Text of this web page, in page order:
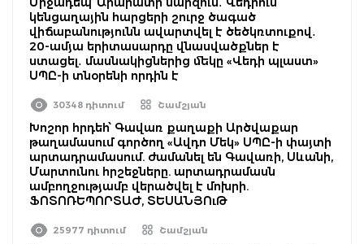
կենցաղային հարցերի շուրջ ծագած
վիճաբանությունն ավարտվել է ծեծկռտուքով․
20-ամյա երիտասարդը վնասվածքներ է
ստացել․ մասնակիցներից մեկը «Վեդի պլաստ»
ՍՊԸ-ի տնօրենի որդին է
30348 դիտում Շամշյան
Խոշոր հրդեհ՝ Գավառ քաղաքի Արծվաքար
թաղամասում գործող «Ավդո Մեկ» ՍՊԸ-ի փայտի
արտադրամասում. ժամանել են Գավառի, Սևանի,
Մարտունու հրշեջները. արտադրամասն
ամբողջությամբ վերածվել է մոխրի.
ՖՈՏՈՌԵՊՈՐՏԱԺ, ՏԵՍԱՆՅՈւԹ
25977 դիտում Շամշյան